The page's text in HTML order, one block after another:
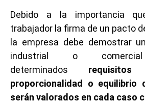
Debido a la importancia
trabajador la firma de un pacto
la empresa debe demostrar
industrial o
determinados
proporcionalidad o equilibrio
serán valorados en cada caso